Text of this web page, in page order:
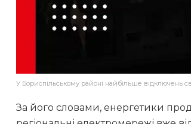
У Бориспільському районі найбільше відключень
За його словами, енергетики